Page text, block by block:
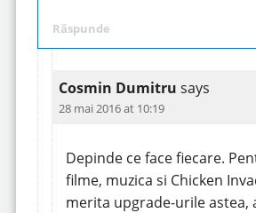
Răspunde
Cosmin Dumitru says
28 mai 2016 at 10:19
Depinde ce face fiecare.
filme, muzica si Chicken
merita upgrade-urile astea,